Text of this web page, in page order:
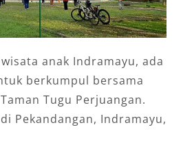
anak Indramayu, ada
berkumpul bersama
Tugu Perjuangan.
Pekandangan, Indramayu,